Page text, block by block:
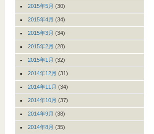
2015年5月 (30)
2015年4月 (34)
2015年3月 (34)
2015年2月 (28)
2015年1月 (32)
2014年12月 (31)
2014年11月 (34)
2014年10月 (37)
2014年9月 (38)
2014年8月 (35)